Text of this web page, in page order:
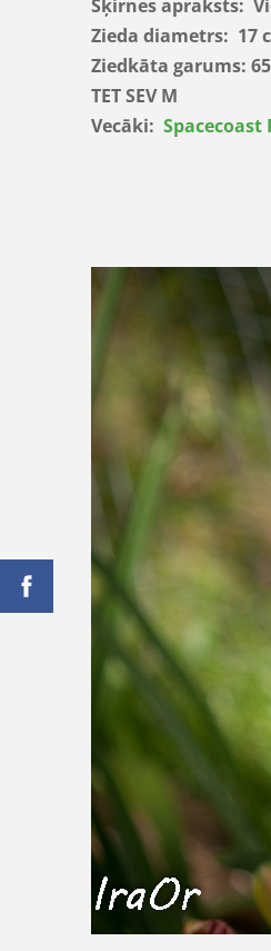
Šķirnes apraksts:
Zieda diametrs: 17
Ziedkāta garums:
TET SEV M
Vecāki: